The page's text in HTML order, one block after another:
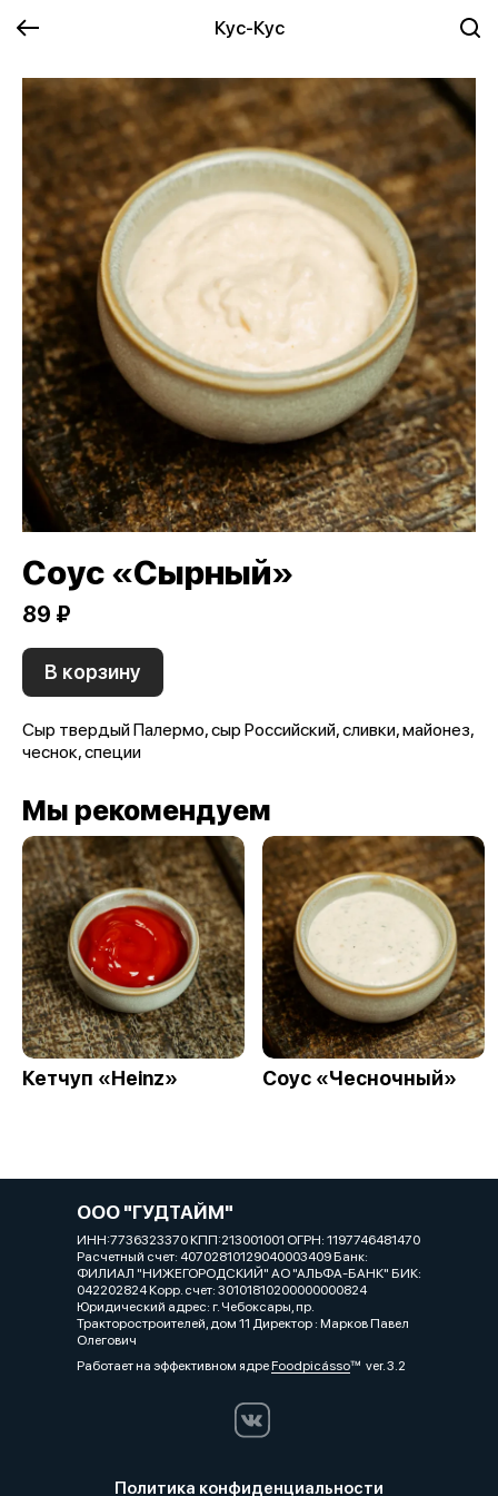
Кус-Кус
Соус «Сырный»
89 ₽
В корзину
Сыр твердый Палермо, сыр Российский, сливки, майонез,
чеснок, специи
Мы рекомендуем
Кетчуп «Heinz» Соус «Чесночный»
ООО "ГУДТАЙМ"
ИНН:7736323370 КПП:213001001 ОГРН: 1197746481470
Расчетный счет: 40702810129040003409 Банк:
ФИЛИАЛ "НИЖЕГОРОДСКИЙ" АО "АЛЬФА-БАНК" БИК:
042202824 Корр. счет: 30101810200000000824
Юридический адрес: г. Чебоксары, пр.
Тракторостроителей, дом 11 Директор : Марков Павел
Олегович
Работает на эффективном ядреFoodpicássover. 3.2
Политика конфиденциальности